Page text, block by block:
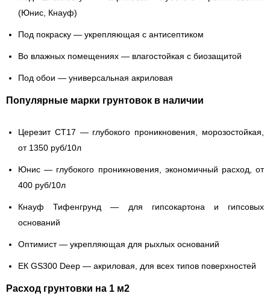
(Юнис, Кнауф)
Под покраску — укрепляющая с антисептиком
Во влажных помещениях — влагостойкая с биозащитой
Под обои — универсальная акриловая
Популярные марки грунтовок в наличии
Церезит CT17 — глубокого проникновения, морозостойкая,
от 1350 руб/10л
Юнис — глубокого проникновения, экономичный расход, от
400 руб/10л
Кнауф Тифенгрунд — для гипсокартона и гипсовых
оснований
Оптимист— укрепляющая для рыхлых оснований
ЕК GS300 Deep — акриловая, для всех типов поверхностей
Расход грунтовки на 1 м2